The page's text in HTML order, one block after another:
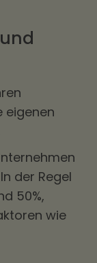
eigenen
der Regel
50%,
wie